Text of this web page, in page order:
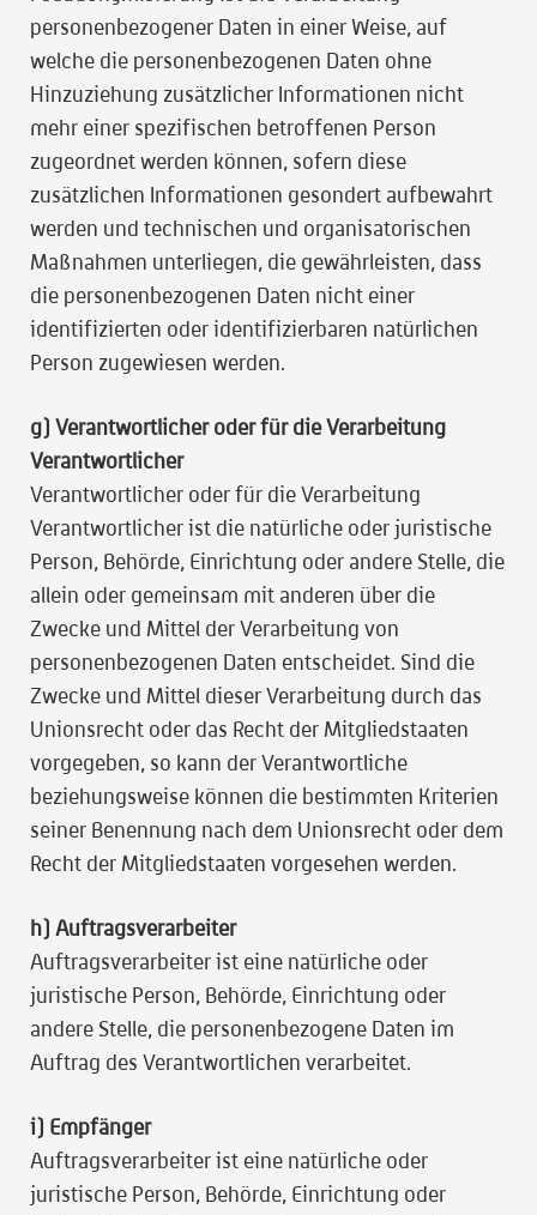
personenbezogener Daten in einer Weise, auf
welche die personenbezogenen Daten ohne
Hinzuziehung zusätzlicher Informationen nicht
mehr einer spezifischen betroffenen Person
zugeordnet werden können, sofern diese
zusätzlichen Informationen gesondert aufbewahrt
werden und technischen und organisatorischen
Maßnahmen unterliegen, die gewährleisten, dass
die personenbezogenen Daten nicht einer
identifizierten oder identifizierbaren natürlichen
Person zugewiesen werden.
g) Verantwortlicher oder für die Verarbeitung
Verantwortlicher
Verantwortlicher oder für die Verarbeitung
Verantwortlicher ist die natürliche oder juristische
Person, Behörde, Einrichtung oder andere Stelle, die
allein oder gemeinsam mit anderen über die
Zwecke und Mittel der Verarbeitung von
personenbezogenen Daten entscheidet. Sind die
Zwecke und Mittel dieser Verarbeitung durch das
Unionsrecht oder das Recht der Mitgliedstaaten
vorgegeben, so kann der Verantwortliche
beziehungsweise können die bestimmten Kriterien
seiner Benennung nach dem Unionsrecht oder dem
Recht der Mitgliedstaaten vorgesehen werden.
h) Auftragsverarbeiter
Auftragsverarbeiter ist eine natürliche oder
juristische Person, Behörde, Einrichtung oder
andere Stelle, die personenbezogene Daten im
Auftrag des Verantwortlichen verarbeitet.
i) Empfänger
Auftragsverarbeiter ist eine natürliche oder
juristische Person, Behörde, Einrichtung oder